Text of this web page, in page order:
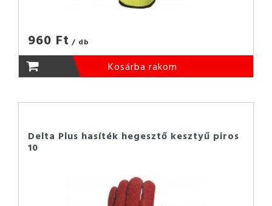
960 Ft / db
Kosárba rakom
Delta Plus hasíték hegesztő kesztyű piros
10